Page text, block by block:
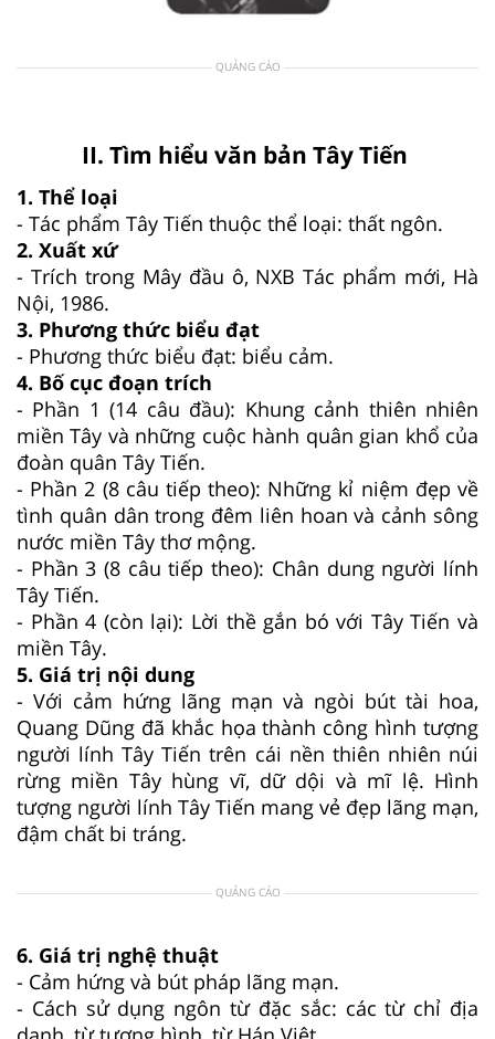
QUẢNG CÁO
II. Tìm hiểu văn bản Tây Tiến
1. Thể loại
- Tác phẩm Tây Tiến thuộc thể loại: thất ngôn.
2. Xuất xứ
- Trích trong Mây đầu ô, NXB Tác phẩm mới, Hà
Nội, 1986.
3. Phương thức biểu đạt
- Phương thức biểu đạt: biểu cảm.
4. Bố cục đoạn trích
- Phần 1 (14 câu đầu): Khung cảnh thiên nhiên
miền Tây và những cuộc hành quân gian khổ của
đoàn quân Tây Tiến.
- Phần 2 (8 câu tiếp theo): Những kỉ niệm đẹp về
tình quân dân trong đêm liên hoan và cảnh sông
nước miền Tây thơ mộng.
- Phần 3 (8 câu tiếp theo): Chân dung người lính
Tây Tiến.
- Phần 4 (còn lại): Lời thề gắn bó với Tây Tiến và
miền Tây.
5. Giá trị nội dung
- Với cảm hứng lãng mạn và ngòi bút tài hoa,
Quang Dũng đã khắc họa thành công hình tượng
người lính Tây Tiến trên cái nền thiên nhiên núi
rừng miền Tây hùng vĩ, dữ dội và mĩ lệ. Hình
tượng người lính Tây Tiến mang vẻ đẹp lãng mạn,
đậm chất bi tráng.
QUẢNG CÁO
6. Giá trị nghệ thuật
- Cảm hứng và bút pháp lãng mạn.
- Cách sử dụng ngôn từ đặc sắc: các từ chỉ địa